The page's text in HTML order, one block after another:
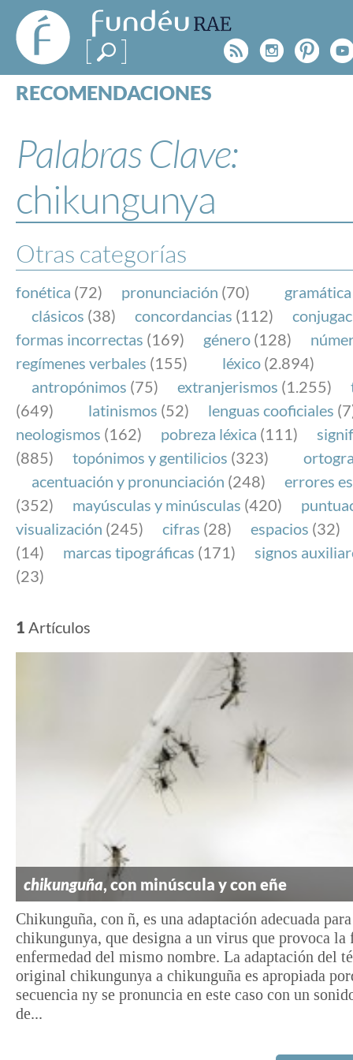
FundéuRAE
- Fundación
del Español
Urgente
Rss
RECOMENDACIONES
ESPECIALES
BLOG
NOTICIAS
FundéuRAE es una fundación patrocinada por la
y la Real Academia Española, cuyo objetivo es
el buen uso del español en los medios de
Internet.
Palabras Clave:
chikungunya
Otras categorías
fonética (72) pronunciación (70) gramática
clásicos (38) concordancias (112)
formas incorrectas (169) género (128)
regímenes verbales (155) léxico (2.894)
antropónimos (75) extranjerismos (1.255)
(649)
latinismos (52) lenguas cooficiales
neologismos (162) pobreza léxica (111)
(885)
topónimos y gentilicios (323)
acentuación y pronunciación (248)
errores
(352)
mayúsculas y minúsculas (420)
visualización (245) cifras (28) espacios (32)
(14)
marcas tipográficas (171)
signos
(23)
1 Artículos
chikunguña, con minúscula y con eñe
Chikunguña, con ñ, es una adaptación adecuada
chikungunya, que designa a un virus que provoca la
enfermedad del mismo nombre. La adaptación del
original chikungunya a chikunguña es apropiada
secuencia ny se pronuncia en este caso con un
de...